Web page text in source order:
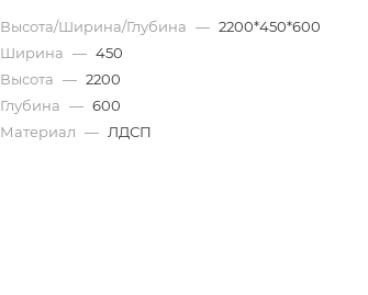
Высота/Ширина/Глубина — 2200*450*600
Ширина — 450
Высота — 2200
Глубина — 600
Материал — ЛДСП